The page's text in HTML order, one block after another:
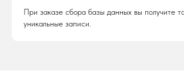
При заказе сбора базы данных вы получите
уникальные записи.